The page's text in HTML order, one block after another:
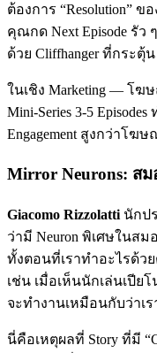
ต้องการ “Resolution” ข
คุณกด Next Episode รัว
ด้วย Cliffhanger ที่กระตุ้น
ในเชิง Marketing — โฆ
Mini-Series 3-5
Engagement สูงกว่าโฆษ
Mirror Neurons: ส
Giacomo Rizzolatti นักป
ว่ามี Neuron พิเศษในสม
ทั้งตอนที่เราทำอะไรด้ว
เช่น เมื่อเห็นนักเล่นเปีย
จะทำงานเหมือนกับว่าเร
นี่คือเหตุผลที่ Story ที่มี